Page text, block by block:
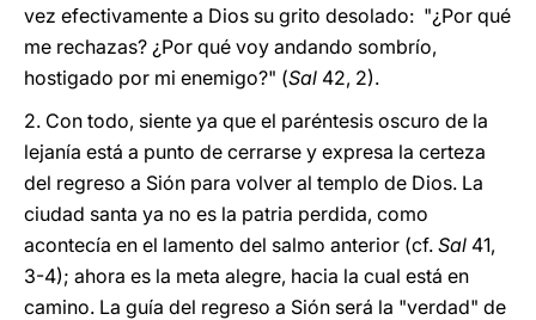
vez efectivamente a Dios su grito desolado: "¿Por qué
me rechazas? ¿Por qué voy andando sombrío,
hostigado por mi enemigo?" (Sal 42, 2).
2. Con todo, siente ya que el paréntesis oscuro de la
lejanía está a punto de cerrarse y expresa la certeza
del regreso a Sión para volver al templo de Dios. La
ciudad santa ya no es la patria perdida, como
acontecía en el lamento del salmo anterior (cf. Sal 41,
3-4); ahora es la meta alegre, hacia la cual está en
camino. La guía del regreso a Sión será la "verdad" de